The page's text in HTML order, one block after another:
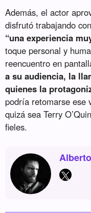
Además, el actor
disfrutó trabajando
“una experiencia
toque personal y
reencuentro en
a su audiencia, la
quienes la
podría retomarse ese
quizá sea Terry
fieles.